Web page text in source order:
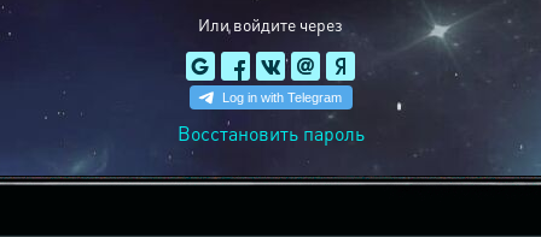
Или войдите через
Восстановить пароль